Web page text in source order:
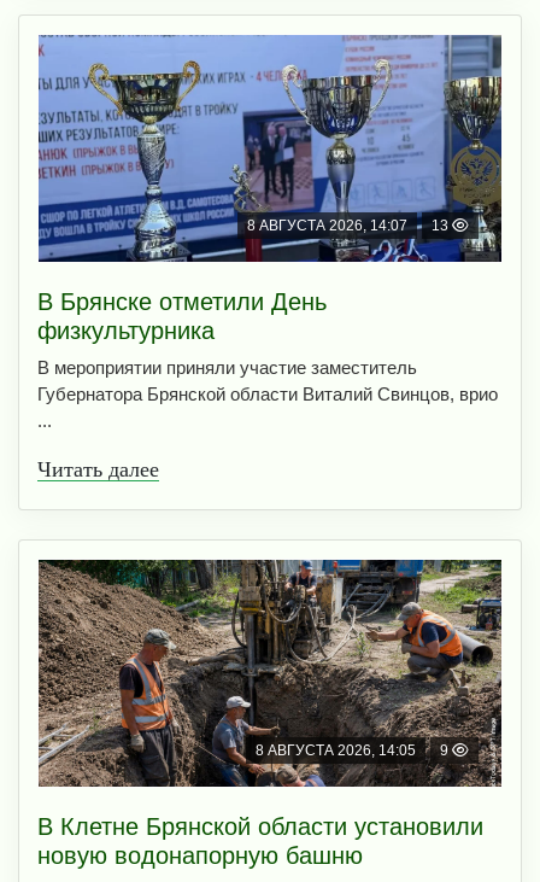
8 АВГУСТА 2026, 14:07 13
В Брянске отметили День
физкультурника
В мероприятии приняли участие заместитель
Губернатора Брянской области Виталий Свинцов, врио
...
Читать далее
8 АВГУСТА 2026, 14:05 9
В Клетне Брянской области установили
новую водонапорную башню